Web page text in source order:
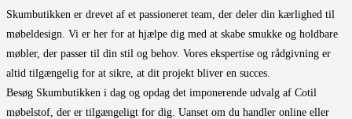
Skumbutikken er drevet af et passioneret team, der deler din kærlighed til
møbeldesign. Vi er her for at hjælpe dig med at skabe smukke og holdbare
møbler, der passer til din stil og behov. Vores ekspertise og rådgivning er
altid tilgængelig for at sikre, at dit projekt bliver en succes.
Besøg Skumbutikken i dag og opdag det imponerende udvalg af Cotil
møbelstof, der er tilgængeligt for dig. Uanset om du handler online eller